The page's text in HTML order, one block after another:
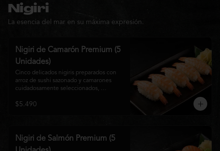
Nigiri
La esencia del mar en su máxima expresión.
Nigiri de Camarón Premium (5
Unidades)
Cinco delicados nigiris preparados con
arroz de sushi sazonado y camarones
cuidadosamente seleccionados,
Su textura suave, frescura y sabor natural
$5.490
Nigiri de Salmón Premium (5